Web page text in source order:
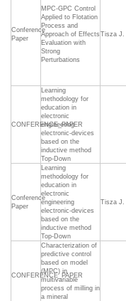
Conference
Paper
MPC-GPC Control
Applied to Flotation
Process and
Approach of Effects
Evaluation with
Strong
Perturbations
Tisza J.
CONFERENCE_PAPER
Learning
methodology for
education in
electronic
engineering
electronic-devices
based on the
inductive method
Top-Down
Conference
Paper
Learning
methodology for
education in
electronic
engineering
electronic-devices
based on the
inductive method
Top-Down
Tisza J.
CONFERENCE_PAPER
Characterization of
predictive control
based on model
(MPC) in
multivariable
process of milling in
a mineral